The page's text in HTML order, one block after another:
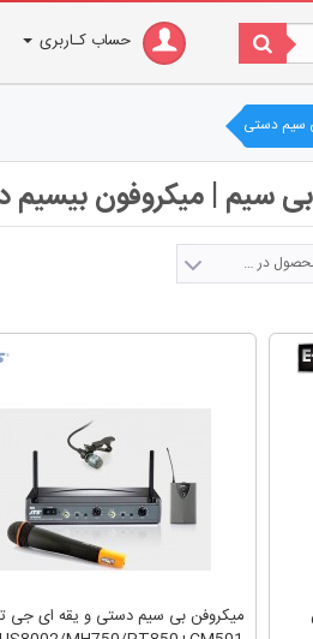
حساب کـاربری
سیم دستی
سیم | میکروفون بیسیم
16 محصول در صفحه
میکروفن بی سیم دستی و یقه ای